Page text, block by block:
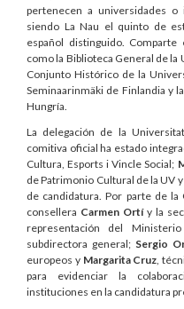
pertenecen a universidades o
siendo La Nau el quinto de
español distinguido.
como la Biblioteca General de la
Conjunto Histórico de la
Seminaarinmäki de Finlandia y
Hungría.
La delegación de la
comitiva oficial ha estado
Cultura, Esports i Vincle Social;
de Patrimonio Cultural de la UV y
de candidatura. Por parte de la
consellera Carmen Ortí y la
representación del
subdirectora general; Sergio
europeos y Margarita Cruz ,
para evidenciar la
instituciones en la candidatura